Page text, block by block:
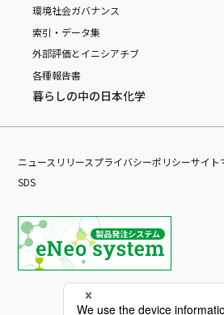
環境社会ガバナンス
索引・データ集
外部評価とイニシアチブ
各種報告書
暮らしの中の日本化学
ニュースリリースプライバシーポリシーサイト
SDS